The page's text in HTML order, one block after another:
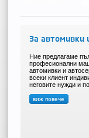
За автомивки
Ние предлагаме
професионални
автомивки и
всеки клиент
неговите нужди и
виж повече